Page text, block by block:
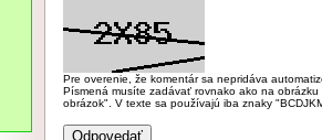
Pre overenie, že komentár sa nepridáva
Písmená musíte zadávať rovnako ako na
obrázok". V texte sa používajú iba znaky